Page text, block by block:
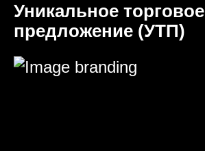
Уникальное торговое
предложение (УТП)